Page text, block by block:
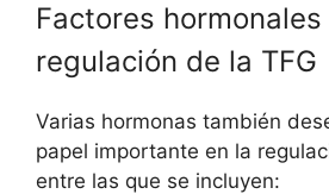
Factores hormonales
regulación de la TFG
Varias hormonas también
papel importante en la
entre las que se incluyen: